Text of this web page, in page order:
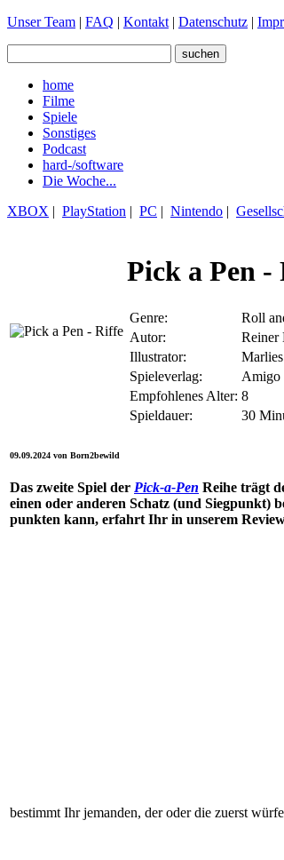
Unser Team | FAQ | Kontakt | Datenschutz |
home
Filme
Spiele
Sonstiges
Podcast
hard-/software
Die Woche...
XBOX | PlayStation | PC | Nintendo |
Pick a Pen -
Genre:
Roll
Autor:
Reiner
Illustrator:
Spieleverlag:
Amigo
Empfohlenes Alter: 8
Spieldauer:
30
09.09.2024 von Born2bewild
Das zweite Spiel der Pick-a-Pen Reihe trägt
einen oder anderen Schatz (und Siegpunkt)
punkten kann, erfahrt Ihr in unserem
bestimmt Ihr jemanden, der oder die zuerst